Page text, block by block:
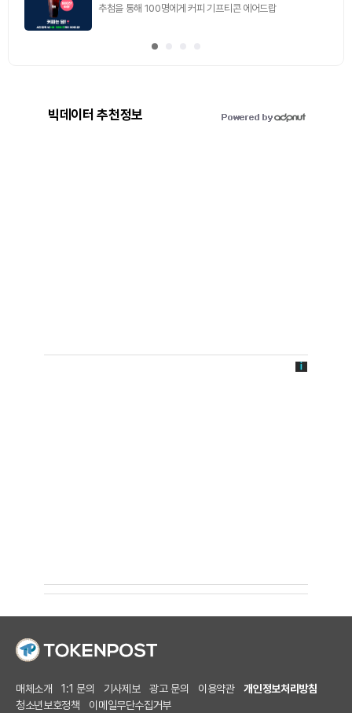
추첨을 통해 100명에게 커피 기프티콘 에어드랍
빅데이터 추천정보
매체소개 1:1 문의 기사제보 광고 문의 이용약관
개인정보처리방침
청소년보호정책
이메일무단수집거부